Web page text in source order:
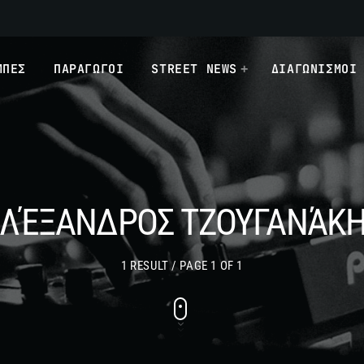
ΠΑΡΑΓΩΓΟΙ STREET NEWS ΔΙΑΓΩΝΙΣΜΟΙ
1 RESULT / PAGE 1 OF 1